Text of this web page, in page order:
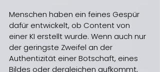
Menschen haben ein feines Gespür
dafür entwickelt, ob Content von
einer KI erstellt wurde. Wenn auch nur
der geringste Zweifel an der
Authentizität einer Botschaft, eines
Bildes oder dergleichen aufkommt,